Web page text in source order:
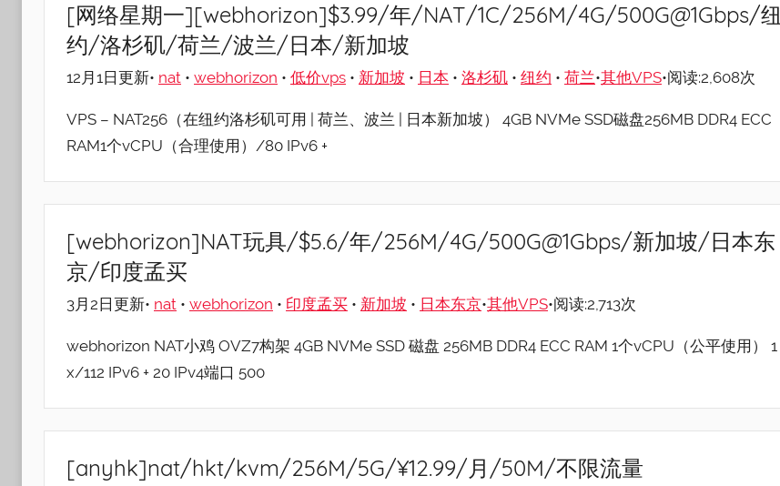
[网络星期一][webhorizon]$3.99/年/NAT/1C/256M/4G/500G@1Gbps/纽
约/洛杉矶/荷兰/波兰/日本/新加坡
12月1日更新• nat • webhorizon • 低价vps • 新加坡 • 日本 • 洛杉矶 • 纽约 • 荷兰•其他VPS•阅读:2,608次
VPS – NAT256（在纽约洛杉矶可用 | 荷兰、波兰 | 日本新加坡） 4GB NVMe SSD磁盘256MB DDR4 ECC
RAM1个vCPU（合理使用）/80 IPv6 +
[webhorizon]NAT玩具/$5.6/年/256M/4G/500G@1Gbps/新加坡/日本东
京/印度孟买
3月2日更新• nat • webhorizon • 印度孟买 • 新加坡 • 日本东京•其他VPS•阅读:2,713次
webhorizon NAT小鸡 OVZ7构架 4GB NVMe SSD 磁盘 256MB DDR4 ECC RAM 1个vCPU（公平使用） 1
x/112 IPv6 + 20 IPv4端口 500
[anyhk]nat/hkt/kvm/256M/5G/¥12.99/月/50M/不限流量